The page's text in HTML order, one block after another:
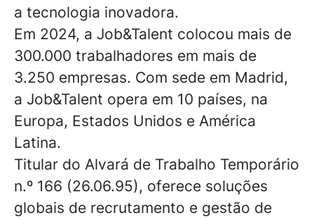
a tecnologia inovadora.
Em 2024, a Job&Talent colocou mais de
300.000 trabalhadores em mais de
3.250 empresas. Com sede em Madrid,
a Job&Talent opera em 10 países, na
Europa, Estados Unidos e América
Latina.
Titular do Alvará de Trabalho Temporário
n.º 166 (26.06.95), oferece soluções
globais de recrutamento e gestão de